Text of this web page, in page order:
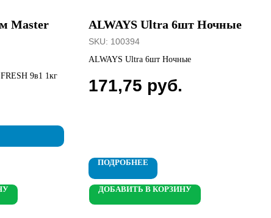
Master
9в1 1кг
ALWAYS Ultra 6шт Ночные
SKU: 100394
ALWAYS Ultra 6шт Ночные
171,75 руб.
ПОДРОБНЕЕ
ДОБАВИТЬ В КОРЗИНУ